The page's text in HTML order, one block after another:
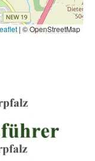
| © OpenStreetMap